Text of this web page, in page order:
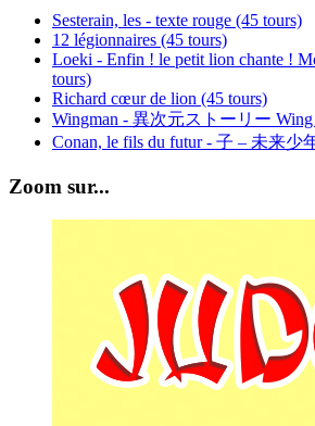
Sesterain, les - texte rouge (45 tours)
12 légionnaires (45 tours)
Loeki - Enfin ! le petit lion chante !
tours)
Richard cœur de lion (45 tours)
Wingman - 異次元ストーリー
Conan, le fils du futur - 子 – 未来少
Zoom sur...